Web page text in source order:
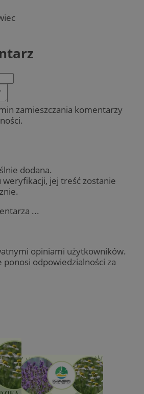
zamieszczania komentarzy
dodana.
jej treść zostanie
...
opiniami użytkowników.
odpowiedzialności za